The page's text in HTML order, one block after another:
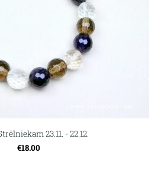
23.11. - 22.12.
€18.00